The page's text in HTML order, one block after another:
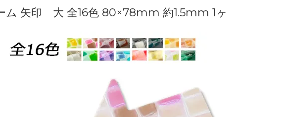
ム 矢印 大 全16色 80×78mm 約1.5mm 1ヶ